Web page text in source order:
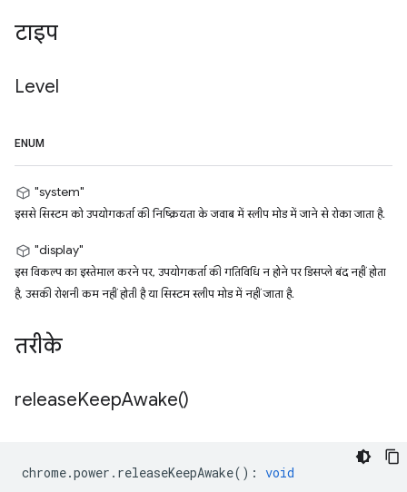
टाइप
Level
ENUM
"system"
इससे सिस्टम को उपयोगकर्ता की निष्क्रियता के जवाब में स्लीप मोड में जाने से रोका जाता है.
"display"
इस विकल्प का इस्तेमाल करने पर, उपयोगकर्ता की गतिविधि न होने पर डिसप्ले बंद नहीं होता
है, उसकी रोशनी कम नहीं होती है या सिस्टम स्लीप मोड में नहीं जाता है.
तरीके
releaseKeepAwake()
chrome.power . releaseKeepAwake() : void